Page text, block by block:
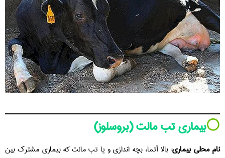
⚪️بیماری تب مالت (بروسلوز)
نام محلی بیماری: بالا آتما، بچه اندازی و یا تب مالت که بیماری مشترک بین